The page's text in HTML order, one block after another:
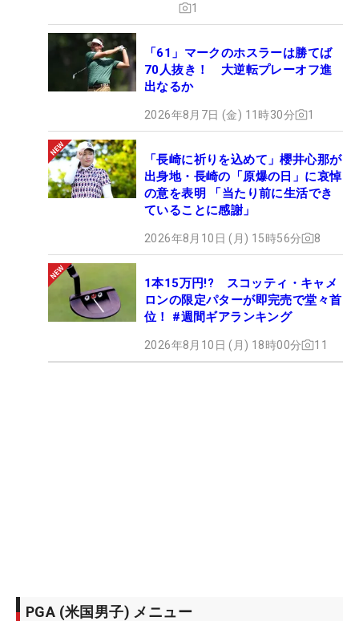
1
「61」マークのホスラーは勝てば
70人抜き！ 大逆転プレーオフ進
出なるか
2026年8月7日 (金) 11時30分 1
「長崎に祈りを込めて」櫻井心那が
出身地・長崎の「原爆の日」に哀悼
の意を表明 「当たり前に生活でき
ていることに感謝」
2026年8月10日 (月) 15時56分 8
1本15万円!? スコッティ・キャメ
ロンの限定パターが即完売で堂々首
位！ #週間ギアランキング
2026年8月10日 (月) 18時00分 11
PGA (米国男子) メニュー